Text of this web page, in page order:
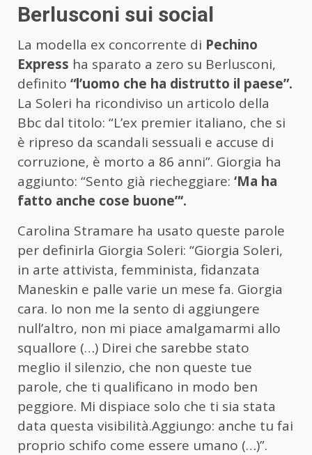
Berlusconi sui social
La modella ex concorrente di Pechino
Express ha sparato a zero su Berlusconi,
definito “l’uomo che ha distrutto il paese”.
La Soleri ha ricondiviso un articolo della
Bbc dal titolo: “L’ex premier italiano, che si
è ripreso da scandali sessuali e accuse di
corruzione, è morto a 86 anni”. Giorgia ha
aggiunto: “Sento già riecheggiare: ‘Ma ha
fatto anche cose buone”‘.
Carolina Stramare ha usato queste parole
per definirla Giorgia Soleri: “Giorgia Soleri,
in arte attivista, femminista, fidanzata
Maneskin e palle varie un mese fa. Giorgia
cara. Io non me la sento di aggiungere
null’altro, non mi piace amalgamarmi allo
squallore (…) Direi che sarebbe stato
meglio il silenzio, che non queste tue
parole, che ti qualificano in modo ben
peggiore. Mi dispiace solo che ti sia stata
data questa visibilità.Aggiungo: anche tu fai
proprio schifo come essere umano (…)”.